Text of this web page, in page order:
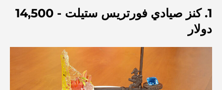
Guide
المدارس القريبة من نخلة جميرا: دليل شامل للعائلات
1. كنز صيادي فورتريس ستيلت - 14,500
دولار